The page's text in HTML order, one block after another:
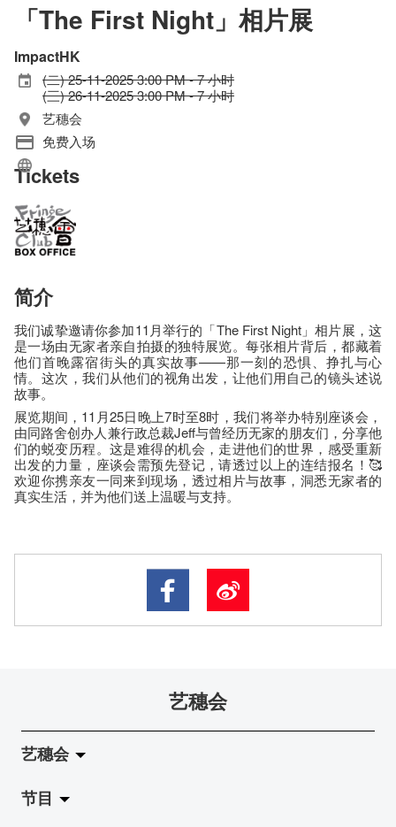
「The First Night」相片展
ImpactHK
(二) 25-11-2025 3:00 PM - 7 小时
(三) 26-11-2025 3:00 PM - 7 小时
艺穗会
免费入场
Tickets
简介
我们诚挚邀请你参加11月举行的「The First Night」相片展，这
是一场由无家者亲自拍摄的独特展览。每张相片背后，都藏着
他们首晚露宿街头的真实故事——那一刻的恐惧、挣扎与心
情。这次，我们从他们的视角出发，让他们用自己的镜头述说
故事。
展览期间，11月25日晚上7时至8时，我们将举办特别座谈会，
由同路舍创办人兼行政总裁Jeff与曾经历无家的朋友们，分享他
们的蜕变历程。这是难得的机会，走进他们的世界，感受重新
出发的力量，座谈会需预先登记，请透过以上的连结报名！🥰
欢迎你携亲友一同来到现场，透过相片与故事，洞悉无家者的
真实生活，并为他们送上温暖与支持。
艺穗会
艺穗会
关于艺穗会
节目